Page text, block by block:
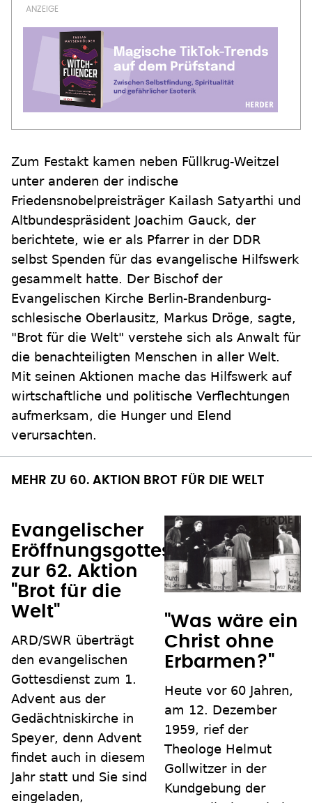
Zum Festakt kamen neben Füllkrug-Weitzel
unter anderen der indische
Friedensnobelpreisträger Kailash Satyarthi und
Altbundespräsident Joachim Gauck, der
berichtete, wie er als Pfarrer in der DDR
selbst Spenden für das evangelische Hilfswerk
gesammelt hatte. Der Bischof der
Evangelischen Kirche Berlin-Brandenburg-
schlesische Oberlausitz, Markus Dröge, sagte,
"Brot für die Welt" verstehe sich als Anwalt für
die benachteiligten Menschen in aller Welt.
Mit seinen Aktionen mache das Hilfswerk auf
wirtschaftliche und politische Verflechtungen
aufmerksam, die Hunger und Elend
verursachten.
MEHR ZU 60. AKTION BROT FÜR DIE WELT
Evangelischer
Eröffnungsgottesdienst
zur 62. Aktion
"Brot für die
Welt"
ARD/SWR überträgt
den evangelischen
Gottesdienst zum 1.
Advent aus der
Gedächtniskirche in
Speyer, denn Advent
findet auch in diesem
Jahr statt und Sie sind
eingeladen,
"Was wäre ein
Christ ohne
Erbarmen?"
Heute vor 60 Jahren,
am 12. Dezember
1959, rief der
Theologe Helmut
Gollwitzer in der
Kundgebung der